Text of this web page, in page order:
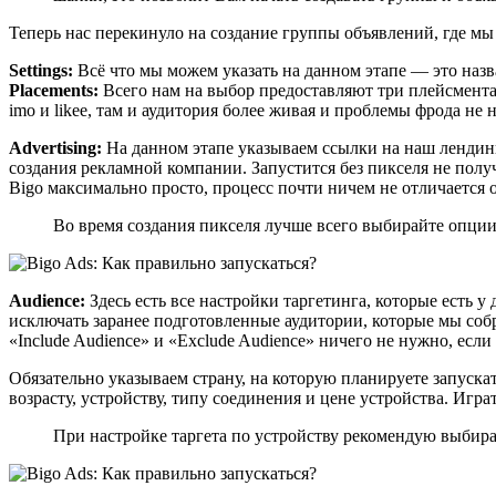
Теперь нас перекинуло на создание группы объявлений, где
Settings: Всё что мы можем указать на данном этапе — это
Placements: Всего нам на выбор предоставляют три
imo и likee, там и аудитория более живая и проблемы фрода не
Advertising: На данном этапе указываем ссылки на наш
создания рекламной компании. Запустится без пикселя не
Bigo максимально просто, процесс почти ничем не отличается
Во время создания пикселя лучше всего выбирайте
Audience: Здесь есть все настройки таргетинга, которые
исключать заранее подготовленные аудитории, которые мы
«Include Audience» и «Exclude Audience» ничего не нужно,
Обязательно указываем страну, на которую планируете
возрасту, устройству, типу соединения и цене устройства.
При настройке таргета по устройству рекомендую